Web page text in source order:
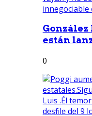
González
están
0